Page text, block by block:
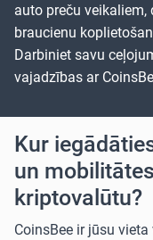
auto preču
braucienu
Darbiniet savu
vajadzības ar
Kur
un
kriptovalūtu?
CoinsBee ir jūsu